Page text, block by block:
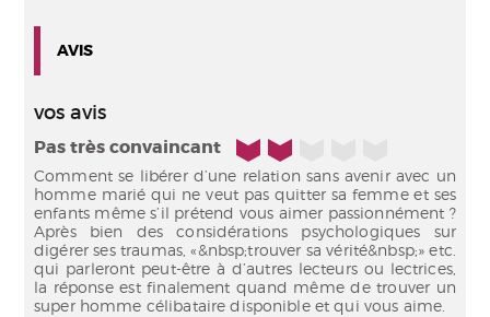
AVIS
vos avis
Pas très convaincant 2/5
Comment se libérer d’une relation sans avenir avec un
homme marié qui ne veut pas quitter sa femme et ses
enfants même s’il prétend vous aimer passionnément ?
Après bien des considérations psychologiques sur
digérer ses traumas, «&nbsp;trouver sa vérité&nbsp;» etc.
qui parleront peut-être à d’autres lecteurs ou lectrices,
la réponse est finalement quand même de trouver un
super homme célibataire disponible et qui vous aime.